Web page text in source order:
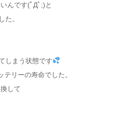
んです(ﾟДﾟ;)と
た。
しまう状態です
リーの寿命でした。
して